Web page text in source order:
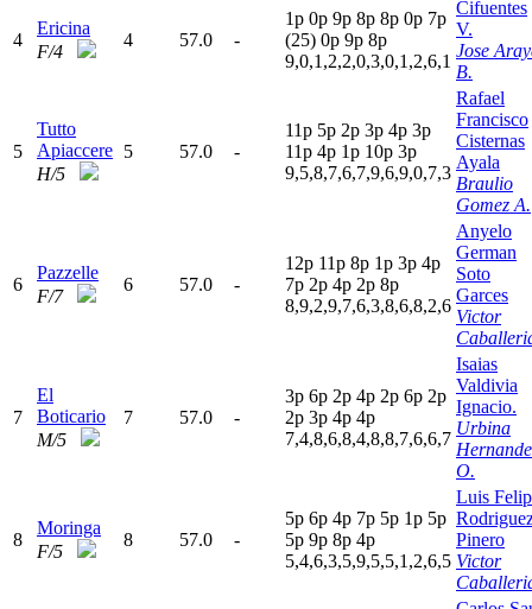
4
Ericina
F/4
4 57.0 -
1p 0p 9p 8p 8p 0p 7p
(25) 0p 9p 8p
9,0,1,2,2,0,3,0,1,2,6,1
Cifuentes
V.
Jose
B.
5
Tutto
Apiaccere
H/5
5 57.0 -
11p 5p 2p 3p 4p 3p
11p 4p 1p 10p 3p
9,5,8,7,6,7,9,6,9,0,7,3
Rafael
Francisco
Cisternas
Ayala
Braulio
Gomez A.
6
Pazzelle
F/7
6 57.0 -
12p 11p 8p 1p 3p 4p
7p 2p 4p 2p 8p
8,9,2,9,7,6,3,8,6,8,2,6
Anyelo
German
Soto
Garces
Victor
7
El
Boticario
M/5
7 57.0 -
3p 6p 2p 4p 2p 6p 2p
2p 3p 4p 4p
7,4,8,6,8,4,8,8,7,6,6,7
Isaias
Valdivia
Ignacio.
Urbina
O.
8
Moringa
F/5
8 57.0 -
5p 6p 4p 7p 5p 1p 5p
5p 9p 8p 4p
5,4,6,3,5,9,5,5,1,2,6,5
Luis
Pinero
Victor